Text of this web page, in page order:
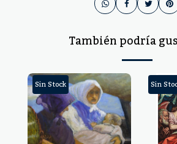
También podría
Sin Stock Sin